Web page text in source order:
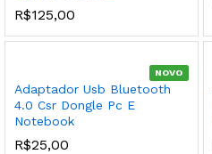
R$125,00
NOVO
Adaptador Usb Bluetooth
4.0 Csr Dongle Pc E
Notebook
R$25,00